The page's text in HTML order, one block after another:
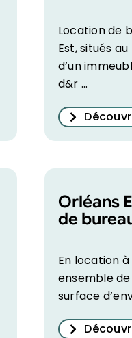
Location de
Est, situés
d’un
d&r ...
Orléans
de
En location
ensemble de
surface